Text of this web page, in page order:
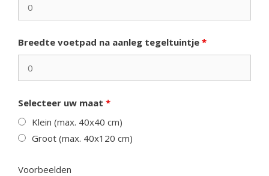
Breedte voetpad na aanleg tegeltuintje *
Selecteer uw maat *
Klein (max. 40x40 cm)
Groot (max. 40x120 cm)
Voorbeelden